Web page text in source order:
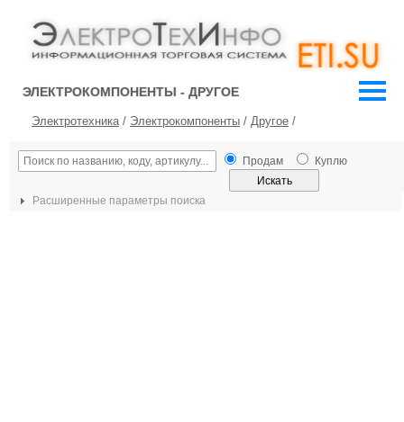
ЭЛЕКТРОКОМПОНЕНТЫ - ДРУГОЕ
Электротехника/ Электрокомпоненты / Другое /
Продам Куплю
Расширенные параметры поиска